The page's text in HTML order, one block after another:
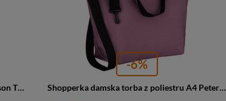
Torba damska z poliestru shopper Peterson TZ15605D duża A4 turkusowa
-6%
Shopperka damska torba z poliestru A4 Peterson TZ15605D duża różowa